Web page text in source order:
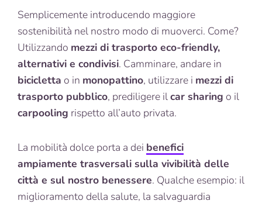
Semplicemente introducendo maggiore
sostenibilità nel nostro modo di muoverci. Come?
Utilizzando mezzi di trasporto eco-friendly,
alternativi e condivisi. Camminare, andare in
bicicletta o in monopattino, utilizzare i mezzi di
trasporto pubblico, prediligere ilcar sharing o il
carpooling rispetto all’auto privata.
La mobilità dolce porta a dei benefici
ampiamente trasversali sulla vivibilità delle
città e sul nostro benessere. Qualche esempio: il
miglioramento della salute, la salvaguardia